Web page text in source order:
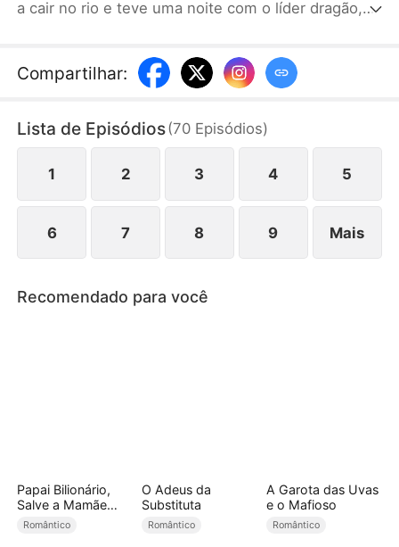
a cair no rio e teve uma noite com o líder dragão,
dragão. Seis anos depois, ela retorna com a filha
para buscar a verdade e curá-la, mas mal-
filhas, os dois resolvem os problemas e ficam
juntos.
Compartilhar:
Lista de Episódios(70 Episódios)
1 2 3 4 5
6 7 8 9 Mais
Recomendado para você
Papai Bilionário,
Salve a Mamãe
CEO!
Romântico
O Adeus da
Substituta
Romântico
A Garota das Uvas
e o Mafioso
Romântico